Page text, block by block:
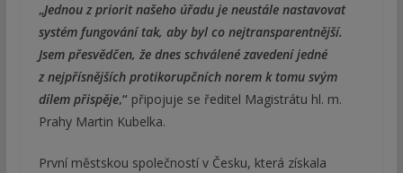
„Jednou z priorit našeho úřadu je neustále nastavovat
systém fungování tak, aby byl co nejtransparentnější.
Jsem přesvědčen, že dnes schválené zavedení jedné
z nejpřísnějších protikorupčních norem k tomu svým
dílem přispěje,“ připojuje se ředitel Magistrátu hl. m.
Prahy Martin Kubelka.
První městskou společností v Česku, která získala